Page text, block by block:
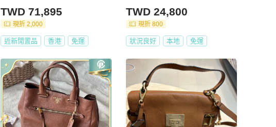
TWD 71,895
現折 2,000
近新閒置品 香港 免運
TWD 24,800
現折 800
狀況良好 本地 免運